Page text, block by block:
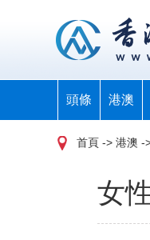
頭條 港澳
首頁 -> 港澳 -
女